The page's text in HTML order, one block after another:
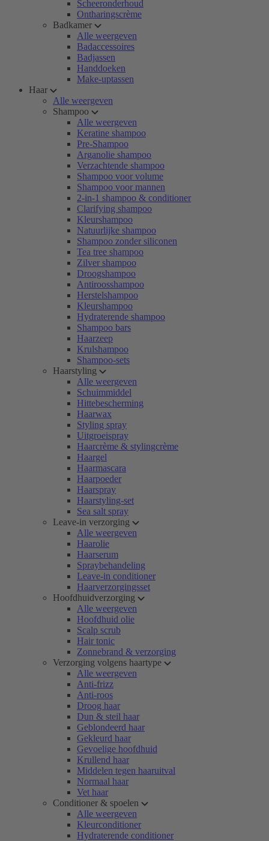
Scheeronderhoud
Ontharingscrème
Badkamer
Alle weergeven
Badaccessoires
Badjassen
Handdoeken
Make-uptassen
Haar
Alle weergeven
Shampoo
Alle weergeven
Keratine shampoo
Pre-Shampoo
Arganolie shampoo
Verzachtende shampoo
Shampoo voor volume
Shampoo voor mannen
2-in-1 shampoo & conditioner
Clarifying shampoo
Kleurshampoo
Natuurlijke shampoo
Shampoo zonder siliconen
Tea tree shampoo
Zilver shampoo
Droogshampoo
Antiroosshampoo
Herstelshampoo
Kleurshampoo
Hydraterende shampoo
Shampoo bars
Haarzeep
Krulshampoo
Shampoo-sets
Haarstyling
Alle weergeven
Schuimmiddel
Hittebescherming
Haarwax
Styling spray
Uitgroeispray
Haarcrème & stylingcrème
Haargel
Haarmascara
Haarpoeder
Haarspray
Haarstyling-set
Sea salt spray
Leave-in verzorging
Alle weergeven
Haarolie
Haarserum
Spraybehandeling
Leave-in conditioner
Haarverzorgingsset
Hoofdhuidverzorging
Alle weergeven
Hoofdhuid olie
Scalp scrub
Hair tonic
Zonnebrand & verzorging
Verzorging volgens haartype
Alle weergeven
Anti-frizz
Anti-roos
Droog haar
Dun & steil haar
Geblondeerd haar
Gekleurd haar
Gevoelige hoofdhuid
Krullend haar
Middelen tegen haaruitval
Normaal haar
Vet haar
Conditioner & spoelen
Alle weergeven
Kleurconditioner
Hydraterende conditioner